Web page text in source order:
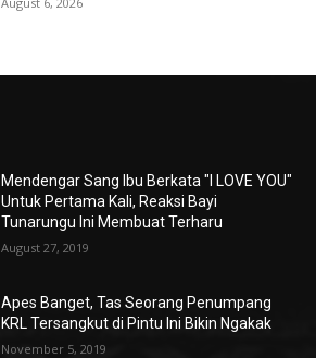
Mendengar Sang Ibu Berkata "I LOVE YOU"
Untuk Pertama Kali, Reaksi Bayi
Tunarungu Ini Membuat Terharu
August 27, 2019
Apes Banget, Tas Seorang Penumpang
KRL Tersangkut di Pintu Ini Bikin Ngakak
November 5, 2019